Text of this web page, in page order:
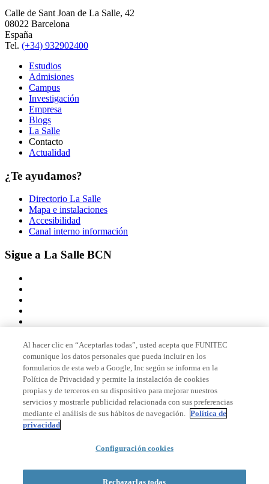
Calle de Sant Joan de La Salle, 42
08022 Barcelona
España
Tel. (+34) 932902400
Estudios
Admisiones
Campus
Investigación
Empresa
Blogs
La Salle
Contacto
Actualidad
¿Te ayudamos?
Directorio La Salle
Mapa e instalaciones
Accesibilidad
Canal interno información
Sigue a La Salle BCN
Miembro de
Acreditaciones
© 2026 La Salle Campus Barcelona - URL |
Al hacer clic en “Aceptarlas todas”, usted acepta que FUNITEC
comunique los datos personales que pueda incluir en los
formularios de esta web a Google, Inc según se informa en la
Política de Privacidad y permite la instalación de cookies
propias y de terceros en su dispositivo para mejorar nuestros
servicios y mostrarle publicidad relacionada con sus preferencias
mediante el análisis de sus hábitos de navegación. Política de
privacidad
Configuración cookies
Rechazarlas todas